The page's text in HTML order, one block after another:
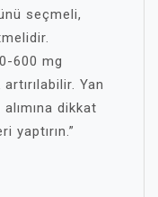
seçmeli,
600 mg
Yan
dikkat
yaptırın.”